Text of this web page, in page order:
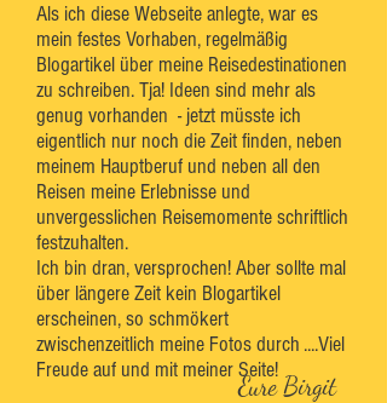
Als ich diese Webseite anlegte, war es
mein festes Vorhaben, regelmäßig
Blogartikel über meine Reisedestinationen
zu schreiben. Tja! Ideen sind mehr als
genug vorhanden - jetzt müsste ich
eigentlich nur noch die Zeit finden, neben
meinem Hauptberuf und neben all den
Reisen meine Erlebnisse und
unvergesslichen Reisemomente schriftlich
festzuhalten.
Ich bin dran, versprochen! Aber sollte mal
über längere Zeit kein Blogartikel
erscheinen, so schmökert
zwischenzeitlich meine Fotos durch ....Viel
Freude auf und mit meiner Seite!
Eure Birgit